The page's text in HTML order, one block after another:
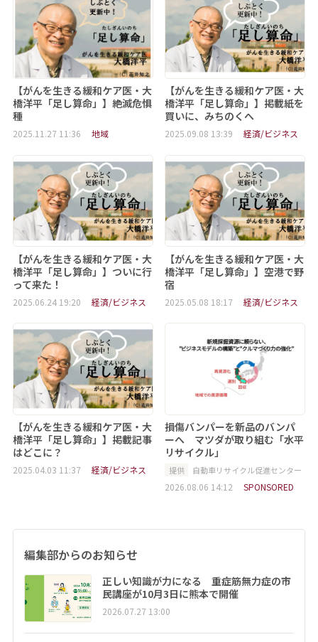
【がんを生きる緩和ケア医・大
橋洋平「足し算命」】絶滅危惧
種
2025.11.27 11:36 地域
【がんを生きる緩和ケア医・大
橋洋平「足し算命」】掲載紙を
買いに、みちのくへ
2025.09.08 13:39 経済/ビジネス
【がんを生きる緩和ケア医・大
橋洋平「足し算命」】ついに行
って来た！
2025.06.24 19:20 経済/ビジネス
【がんを生きる緩和ケア医・大
橋洋平「足し算命」】空港で野
宿
2025.05.08 18:17 経済/ビジネス
【がんを生きる緩和ケア医・大
橋洋平「足し算命」】掲載記事
はどこに？
2025.04.03 11:37 経済/ビジネス
損傷バンパーを新品のバンパ
ーへ マツダが取り組む「水平
リサイクル」
提供 自動車リサイクル促進センター
2026.08.06 14:12 SPONSORED
編集部からのお知らせ
正しい知識が力になる 重症筋無力症の市
民講座が10月3日に熊本で開催
2026.07.27 13:00